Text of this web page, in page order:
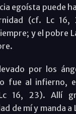
egoísta puede
(cf. Lc 16,
y el pobre
por los
fue al infierno,
16, 23). Allí
de mí y manda a